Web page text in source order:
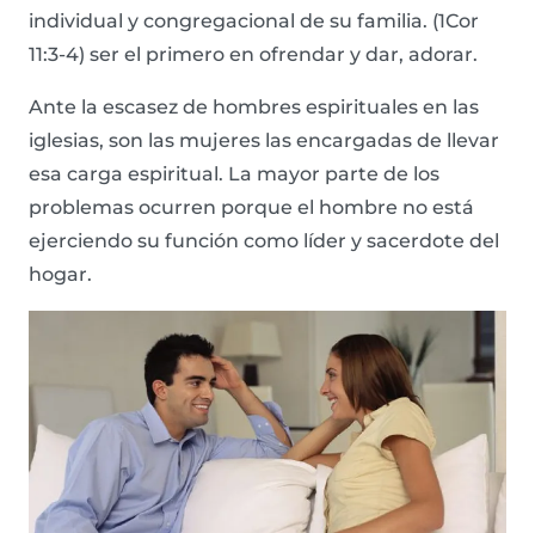
individual y congregacional de su familia. (1Cor
11:3-4) ser el primero en ofrendar y dar, adorar.
Ante la escasez de hombres espirituales en las
iglesias, son las mujeres las encargadas de llevar
esa carga espiritual. La mayor parte de los
problemas ocurren porque el hombre no está
ejerciendo su función como líder y sacerdote del
hogar.